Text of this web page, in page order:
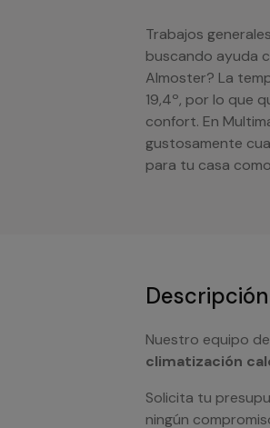
Trabajos
buscando ayuda
Almoster? La
19,4º, por lo que
confort. En
gustosamente
para tu casa
Nuestro equipo
climatización
Solicita tu
ningún